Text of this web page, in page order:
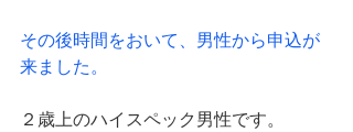
その後時間をおいて、男性から申込が
来ました。
２歳上のハイスペック男性です。